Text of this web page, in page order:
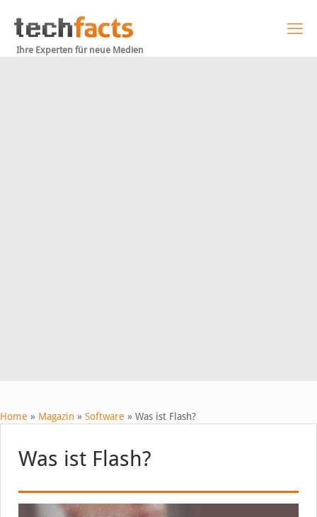
Ihre Experten für neue Medien
Home » Magazin » Software » Was ist Flash?
Was ist Flash?